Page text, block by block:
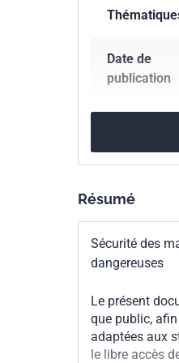
Date de
publication
Référence
Codes ICS
Numéro de
Résumé
Sécurité des
dangereuses
Le présent
que public,
adaptées aux
le libre accès